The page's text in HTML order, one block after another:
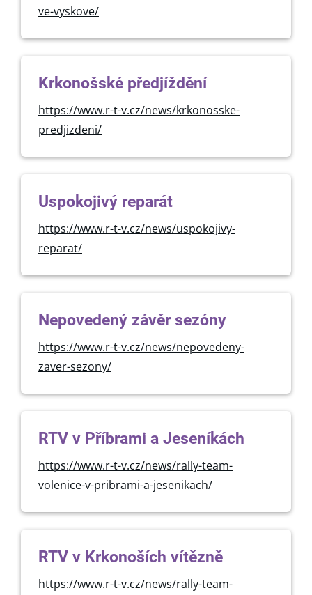
ve-vyskove/
Krkonošské předjíždění
https://www.r-t-v.cz/news/krkonosske-
predjizdeni/
Uspokojivý reparát
https://www.r-t-v.cz/news/uspokojivy-
reparat/
Nepovedený závěr sezóny
https://www.r-t-v.cz/news/nepovedeny-
zaver-sezony/
RTV v Příbrami a Jeseníkách
https://www.r-t-v.cz/news/rally-team-
volenice-v-pribrami-a-jesenikach/
RTV v Krkonoších vítězně
https://www.r-t-v.cz/news/rally-team-